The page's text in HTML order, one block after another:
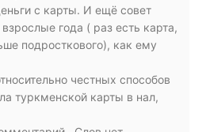
с карты. И ещё совет
года ( раз есть карта,
подросткового), как ему
честных способов
туркменской карты в нал,